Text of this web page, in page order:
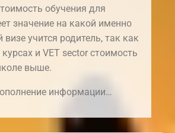
обучения для
значение на какой именно
визе учится родитель, так как
и VET sector стоимость
выше.
информации…